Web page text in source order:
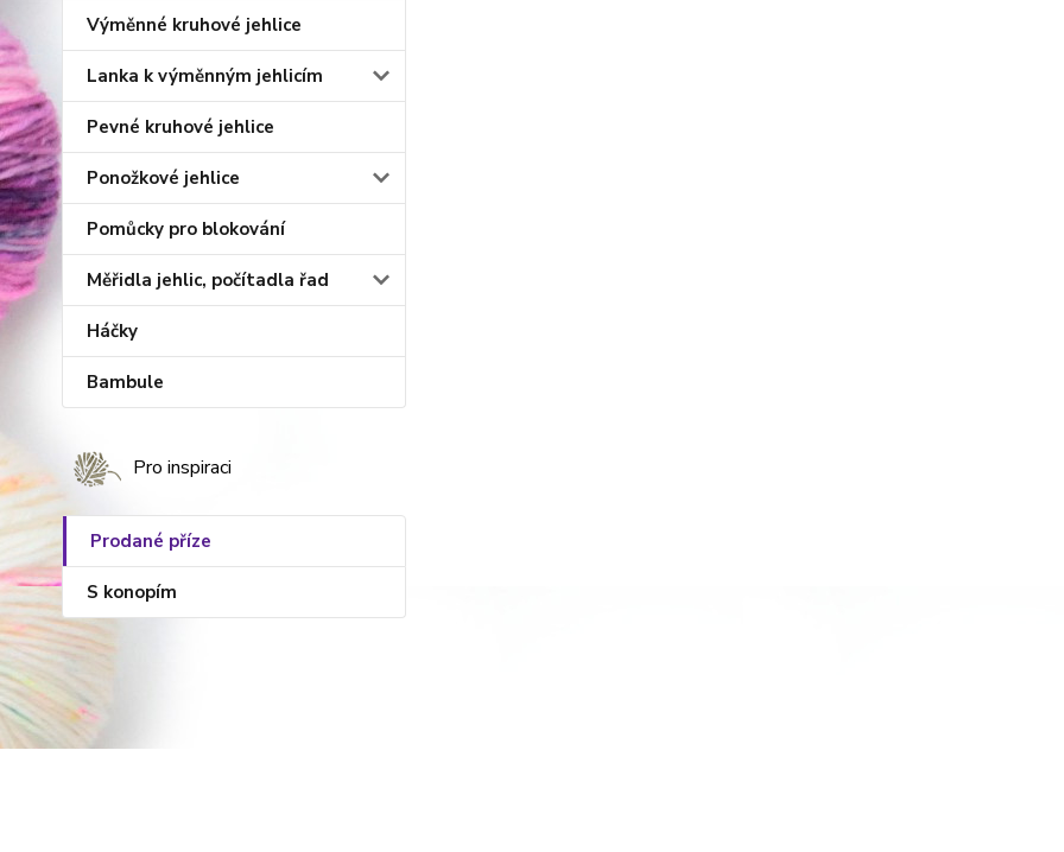
Výměnné kruhové jehlice
Lanka k výměnným jehlicím
Pevné kruhové jehlice
Ponožkové jehlice
Pomůcky pro blokování
Měřidla jehlic, počítadla řad
Háčky
Bambule
Pro inspiraci
Prodané příze
S konopím